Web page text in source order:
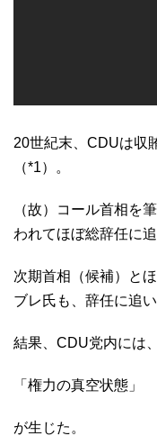
20世紀末、CDUは収
（*1）。
（故）コール首相を
われてほぼ総辞任に追
次期首相（候補）と
ブレ氏も、辞任に追い
結果、CDU党内には、
「権力の真空状態」
が生じた。